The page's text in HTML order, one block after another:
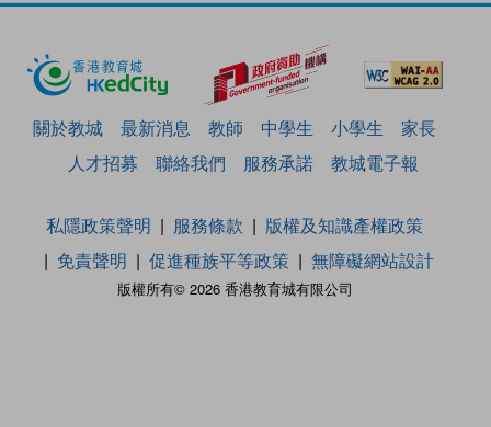
關於教城 最新消息 教師 中學生 小學生
家長
人才招募
聯絡我們 服務承諾 教城電子報
版權所有© 2026 香港教育城有限公司
私隱政策聲明 服務條款
版權及知識產權政策
免責聲明
促進種族平等政策 無障礙網站設計